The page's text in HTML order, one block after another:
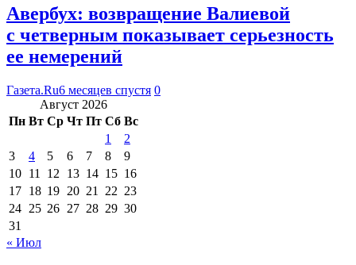
Авербух: возвращение Валиевой
с четверным показывает серьезность
ее немерений
Газета.Ru6 месяцев спустя 0
Август 2026
Пн Вт Ср Чт Пт Сб Вс
1
2
3
4 5 6 7 8
9
10 11 12 13 14 15 16
17 18 19 20 21 22 23
24 25 26 27 28 29 30
31
« Июл